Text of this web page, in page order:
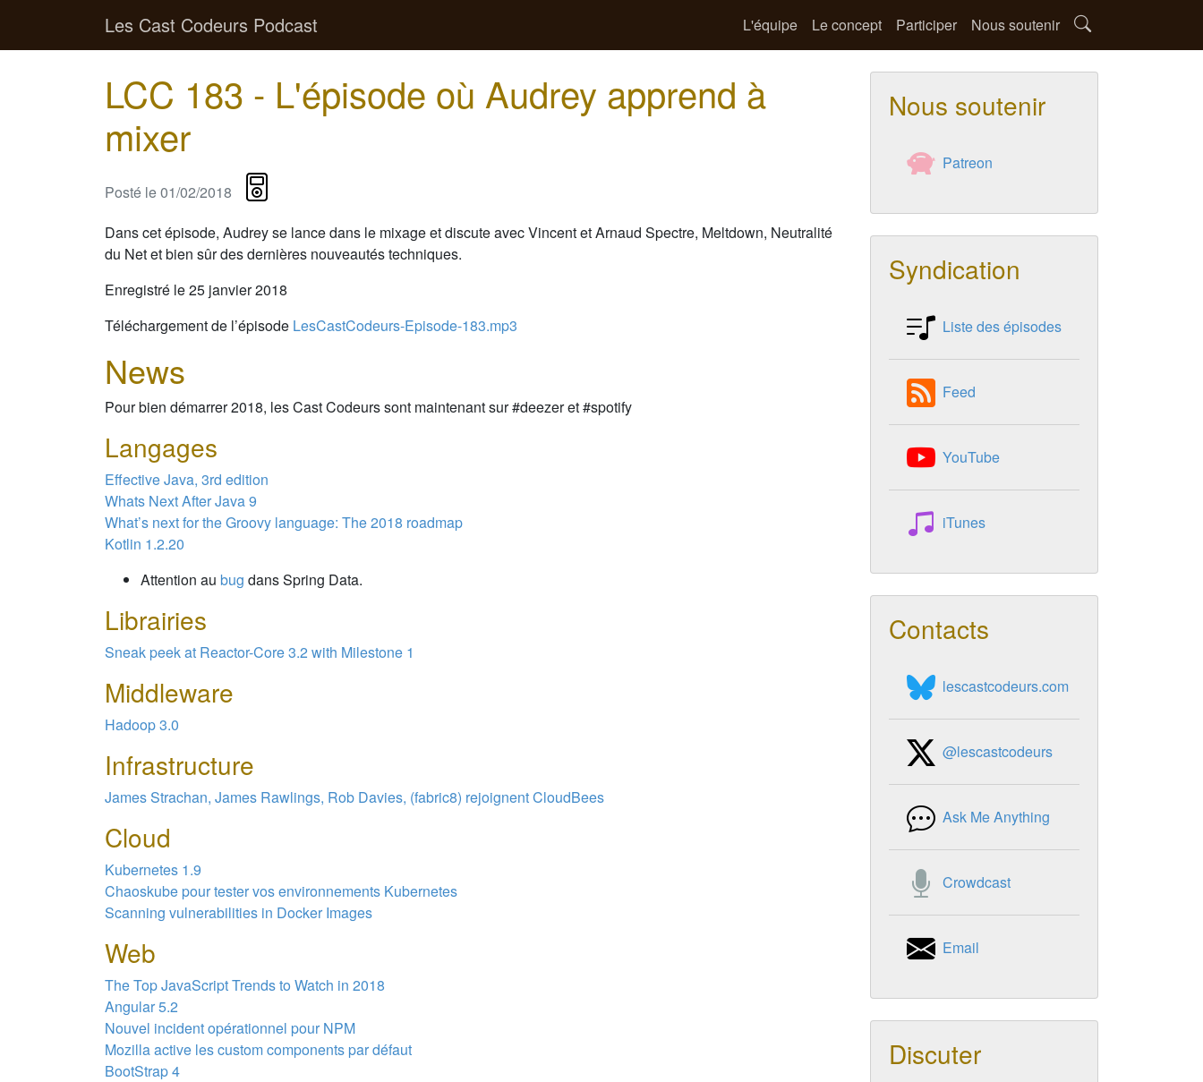
Les Cast Codeurs Podcast L'équipe Le concept Participer Nous soutenir
LCC 183 - L'épisode où Audrey apprend à
mixer
Posté le01/02/2018
Dans cet épisode, Audrey se lance dans le mixage et discute avec Vincent et Arnaud Spectre, Meltdown, Neutralité
du Net et bien sûr des dernières nouveautés techniques.
Enregistré le 25 janvier 2018
Téléchargement de l’épisode LesCastCodeurs-Episode-183.mp3
News
Pour bien démarrer 2018, les Cast Codeurs sont maintenant sur #deezer et #spotify
Langages
Effective Java, 3rd edition
Whats Next After Java 9
What’s next for the Groovy language: The 2018 roadmap
Kotlin 1.2.20
Attention au bug dans Spring Data.
Librairies
Sneak peek at Reactor-Core 3.2 with Milestone 1
Middleware
Hadoop 3.0
Infrastructure
James Strachan, James Rawlings, Rob Davies, (fabric8) rejoignent CloudBees
Cloud
Kubernetes 1.9
Chaoskube pour tester vos environnements Kubernetes
Scanning vulnerabilities in Docker Images
Web
The Top JavaScript Trends to Watch in 2018
Angular 5.2
Nouvel incident opérationnel pour NPM
Mozilla active les custom components par défaut
BootStrap 4
Nous soutenir
Patreon
Syndication
Liste des épisodes
Feed
YouTube
iTunes
Contacts
lescastcodeurs.com
@lescastcodeurs
Ask Me Anything
Crowdcast
Email
Discuter